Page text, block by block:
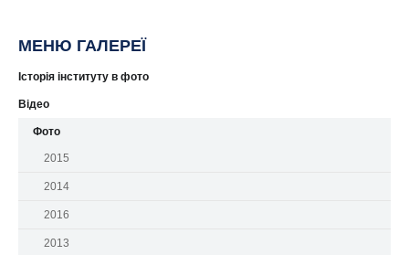
МЕНЮ ГАЛЕРЕЇ
Історія інституту в фото
Відео
Фото
2015
2014
2016
2013